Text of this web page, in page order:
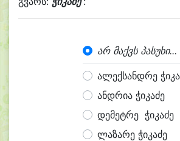
არ მაქვს პასუხი...
ალექსანდრე
ანდრია ჭიკაძე
დემეტრე ჭიკაძე
ლაზარე ჭიკაძე